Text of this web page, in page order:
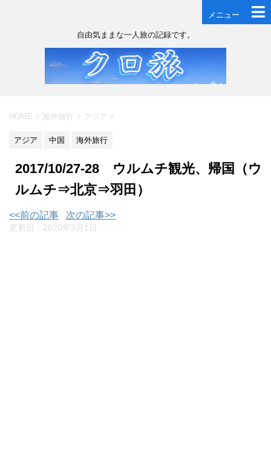
メニュー
自由気ままな一人旅の記録です。
HOME > 海外旅行 > アジア >
アジア 中国 海外旅行
2017/10/27-28 ウルムチ観光、帰国（ウ
ルムチ⇒北京⇒羽田）
<<前の記事 次の記事>>
更新日： 2020年3月1日